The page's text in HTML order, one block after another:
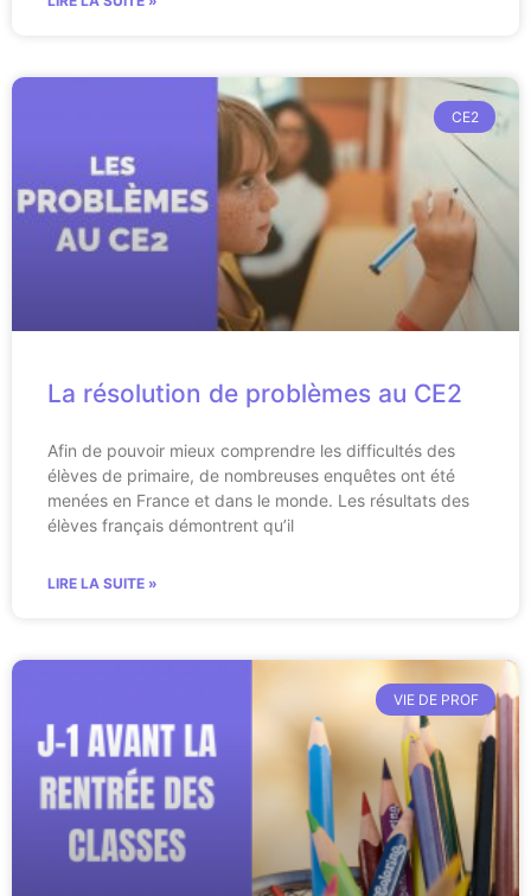
CE2
La résolution de problèmes au CE2
Afin de pouvoir mieux comprendre les difficultés des
élèves de primaire, de nombreuses enquêtes ont été
menées en France et dans le monde. Les résultats des
élèves français démontrent qu’il
LIRE LA SUITE »
VIE DE PROF